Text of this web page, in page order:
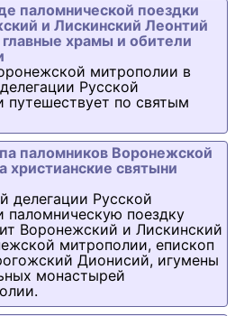
паломнической поездки
и Лискинский Леонтий
храмы и обители
митрополии в
Русской
путешествует по святым
паломников Воронежской
христианские святыни
делегации Русской
паломническую поездку
Воронежский и Лискинский
митрополии, епископ
Дионисий, игумены
монастырей